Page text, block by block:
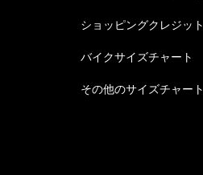
ショッピングクレジット
バイクサイズチャート
その他のサイズチャート